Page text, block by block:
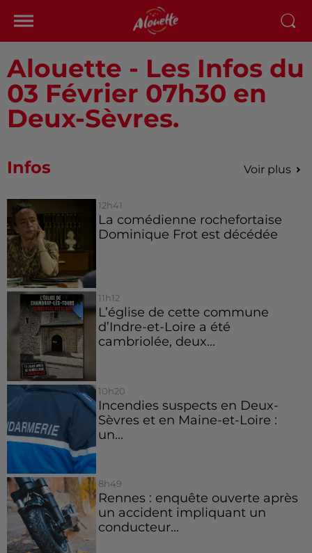
Alouette - Les Infos du
03 Février 07h30 en
Deux-Sèvres.
Infos Voir plus
12h41
La comédienne rochefortaise
Dominique Frot est décédée
11h12
L’église de cette commune
d’Indre-et-Loire a été
cambriolée, deux...
10h20
Incendies suspects en Deux-
Sèvres et en Maine-et-Loire :
un...
8h49
Rennes : enquête ouverte après
un accident impliquant un
conducteur...